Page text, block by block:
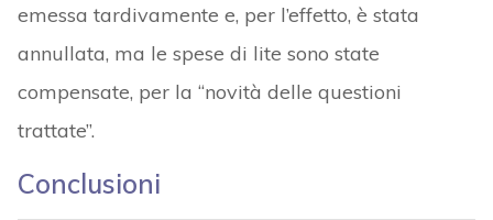
emessa tardivamente e, per l’effetto, è stata
annullata, ma le spese di lite sono state
compensate, per la “novità delle questioni
trattate”.
Conclusioni